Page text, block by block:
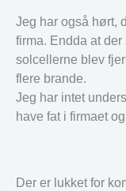
Jeg har også hørt,
firma. Endda at
solcellerne blev
flere brande.
Jeg har intet
have fat i firmaet
Der er lukket for